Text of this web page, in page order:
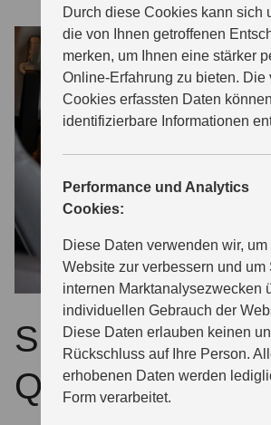
Durch diese Cookies kann sich
die von Ihnen getroffenen
merken, um Ihnen eine stärker
Online-Erfahrung zu bieten. Die
Cookies erfassten Daten
identifizierbare Informationen
Performance und Analytics
Cookies:
Diese Daten verwenden wir,
Website zur verbessern und um
internen Marktanalysezwecken
individuellen Gebrauch der
Diese Daten erlauben keinen
Rückschluss auf Ihre Person.
erhobenen Daten werden
Form verarbeitet.
Suzuki Service
Qualität und